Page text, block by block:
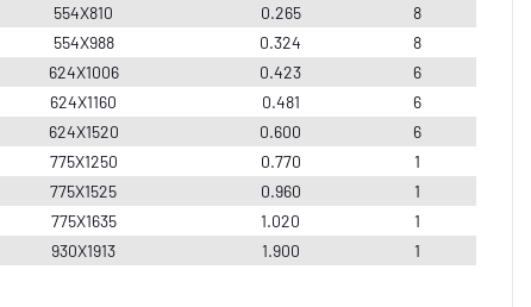
554X810 0.265
8
554X988 0.324
8
624X1006 0.423
6
624X1160 0.481
6
624X1520 0.600
6
775X1250 0.770
1
775X1525 0.960
1
775X1635 1.020
1
930X1913 1.900 1